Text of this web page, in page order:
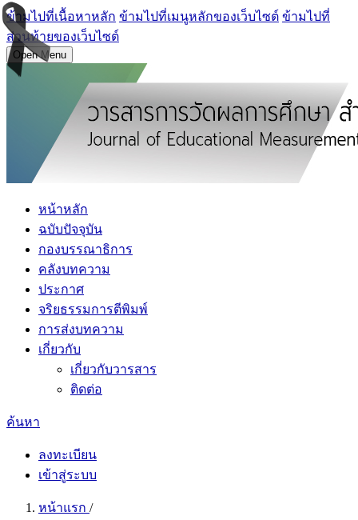
ข้ามไปที่เนื้อหาหลัก ข้ามไปที่เมนูหลักของเว็บไซต์ ข้ามไปที่
ส่วนท้ายของเว็บไซต์
Open Menu
หน้าหลัก
ฉบับปัจจุบัน
กองบรรณาธิการ
คลังบทความ
ประกาศ
จริยธรรมการตีพิมพ์
การส่งบทความ
เกี่ยวกับ
เกี่ยวกับวารสาร
ติดต่อ
ค้นหา
ลงทะเบียน
เข้าสู่ระบบ
หน้าแรก /